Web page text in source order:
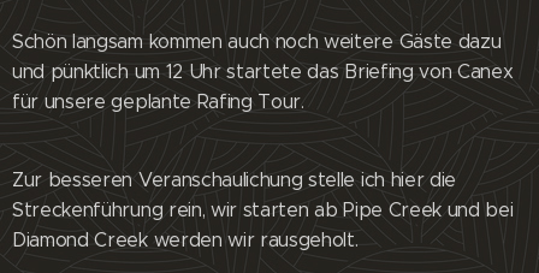
Schön langsam kommen auch noch weitere Gäste dazu
und pünktlich um 12 Uhr startete das Briefing von Canex
für unsere geplante Rafing Tour.
Zur besseren Veranschaulichung stelle ich hier die
Streckenführung rein, wir starten ab Pipe Creek und bei
Diamond Creek werden wir rausgeholt.